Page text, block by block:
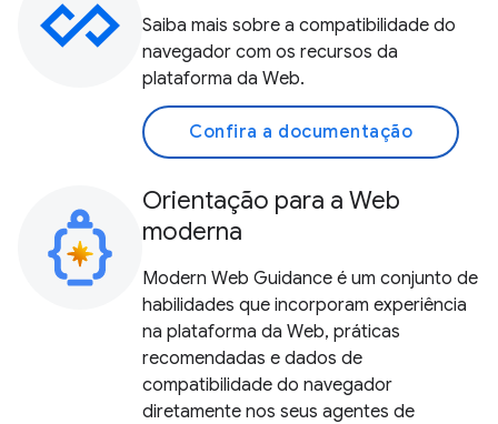
Saiba mais sobre a compatibilidade do
navegador com os recursos da
plataforma da Web.
Confira a documentação
Orientação para a Web
moderna
Modern Web Guidance é um conjunto de
habilidades que incorporam experiência
na plataforma da Web, práticas
recomendadas e dados de
compatibilidade do navegador
diretamente nos seus agentes de